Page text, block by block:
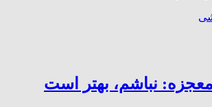
نباشم، بهتر است